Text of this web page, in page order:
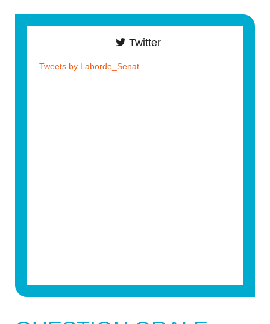
Twitter
Tweets by Laborde_Senat